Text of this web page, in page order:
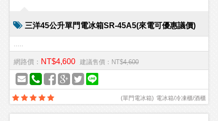
三洋45公升單門電冰箱SR-45A5(來電可優惠議價)
網路價： NT$4,600 建議售價：NT$4,600
電冰箱/冷凍櫃/酒櫃
(單門電冰箱)